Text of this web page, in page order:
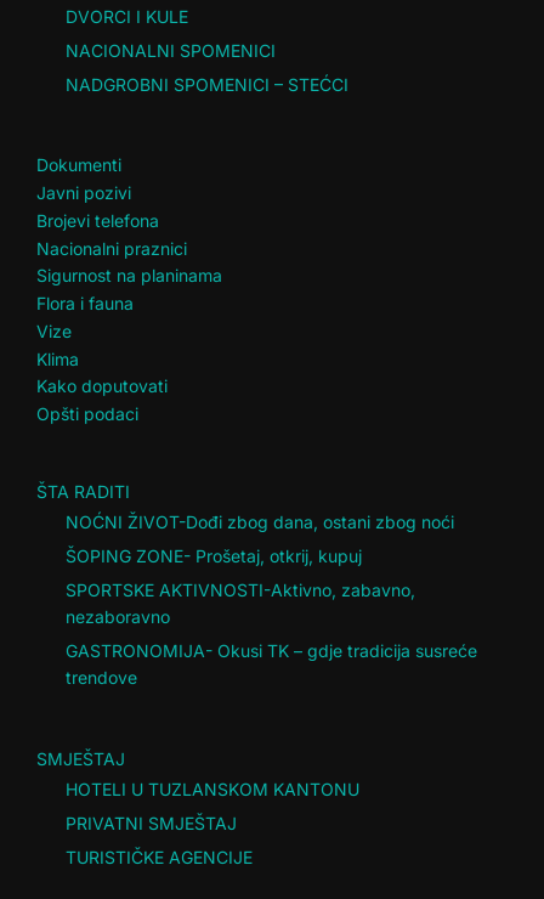
DVORCI I KULE
NACIONALNI SPOMENICI
NADGROBNI SPOMENICI – STEĆCI
Dokumenti
Javni pozivi
Brojevi telefona
Nacionalni praznici
Sigurnost na planinama
Flora i fauna
Vize
Klima
Kako doputovati
Opšti podaci
ŠTA RADITI
NOĆNI ŽIVOT-Dođi zbog dana, ostani zbog noći
ŠOPING ZONE- Prošetaj, otkrij, kupuj
SPORTSKE AKTIVNOSTI-Aktivno, zabavno,
nezaboravno
GASTRONOMIJA- Okusi TK – gdje tradicija susreće
trendove
SMJEŠTAJ
HOTELI U TUZLANSKOM KANTONU
PRIVATNI SMJEŠTAJ
TURISTIČKE AGENCIJE